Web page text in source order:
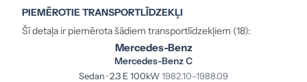
PIEMĒROTIE TRANSPORTLĪDZEKĻI
Šī detaļa ir piemērota šādiem transportlīdzekļiem (18):
Mercedes-Benz
Mercedes-Benz C
Sedan · 2.3 E 100kW1982.10–1988.09